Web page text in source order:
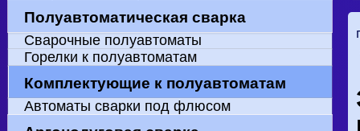
Полуавтоматическая сварка
Сварочные полуавтоматы
Горелки к полуавтоматам
Комплектующие к полуавтоматам
Держатель наконечника
Диффузор газовый
Канал направляющий ПУЛЬСАР
Канал направляющий тефлоновый
Механизмы подачи проволоки для
полуавтоматов
Наконечник токосъёмный
Направляющий канал
Ролики к подающим механизмам
Сопло газовое ПУЛЬСАР
Сопло коническое
Автоматы сварки под флюсом